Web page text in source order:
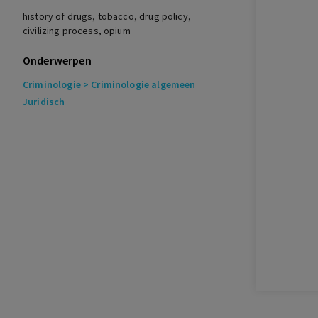
Dromen van Cocagne. Middeleeuwse
fantasieën over het volmaakte leven,
1999
Confessions of an English Opium Eater,
1986
history of drugs, tobacco, drug policy,
civilizing process, opium
Onderwerpen
Criminologie> Criminologie algemeen
Juridisch